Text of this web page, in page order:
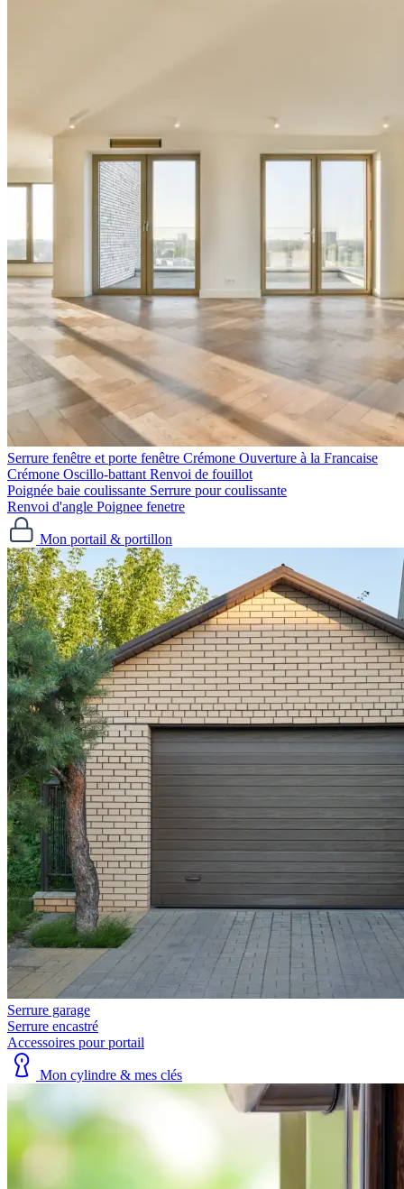
Serrure fenêtre et porte fenêtre
Crémone Ouverture à la Francaise
Crémone Oscillo-battant Renvoi de fouillot
Poignée baie coulissante Serrure pour coulissante
Renvoi d'angle Poignee fenetre
Mon portail & portillon
Serrure garage
Serrure encastré
Accessoires pour portail
Mon cylindre & mes clés